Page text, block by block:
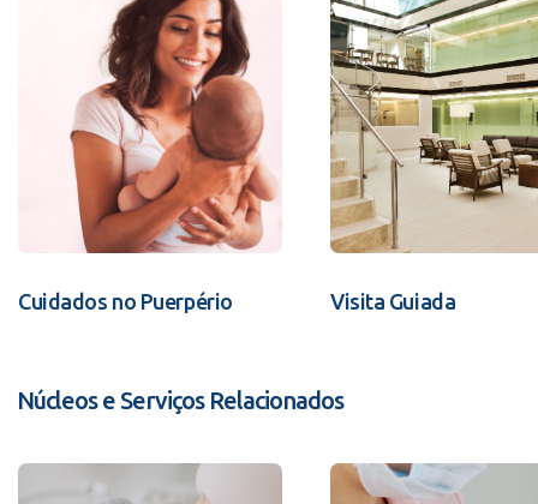
Cuidados no Puerpério Visita Guiada
Núcleos e Serviços Relacionados